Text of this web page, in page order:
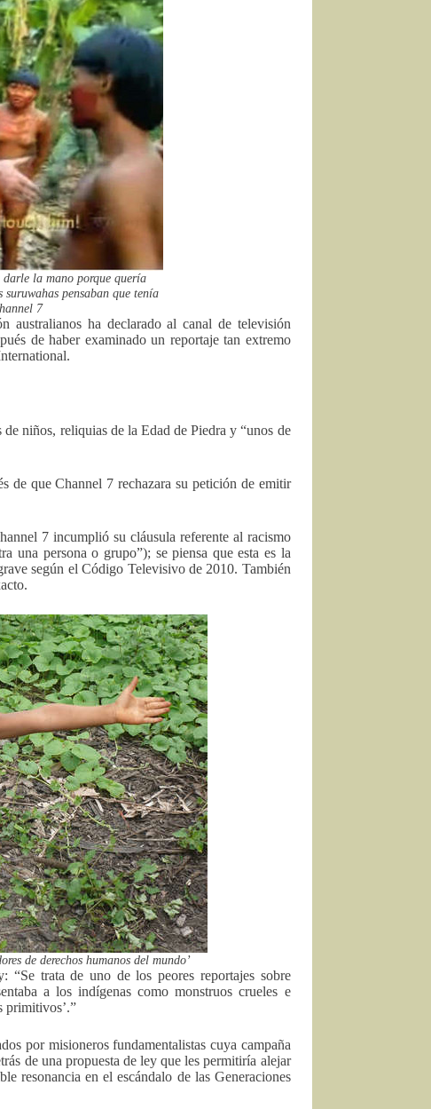
la mano porque quería
pensaban que tenía
7
australianos ha declarado al canal de televisión
de haber examinado un reportaje tan extremo
niños, reliquias de la Edad de Piedra y “unos de
de que Channel 7 rechazara su petición de emitir
7 incumplió su cláusula referente al racismo
una persona o grupo”); se piensa que esta es la
según el Código Televisivo de 2010. También
de derechos humanos del mundo’
trata de uno de los peores reportajes sobre
a los indígenas como monstruos crueles e
primitivos’.”
por misioneros fundamentalistas cuya campaña
de una propuesta de ley que les permitiría alejar
resonancia en el escándalo de las Generaciones